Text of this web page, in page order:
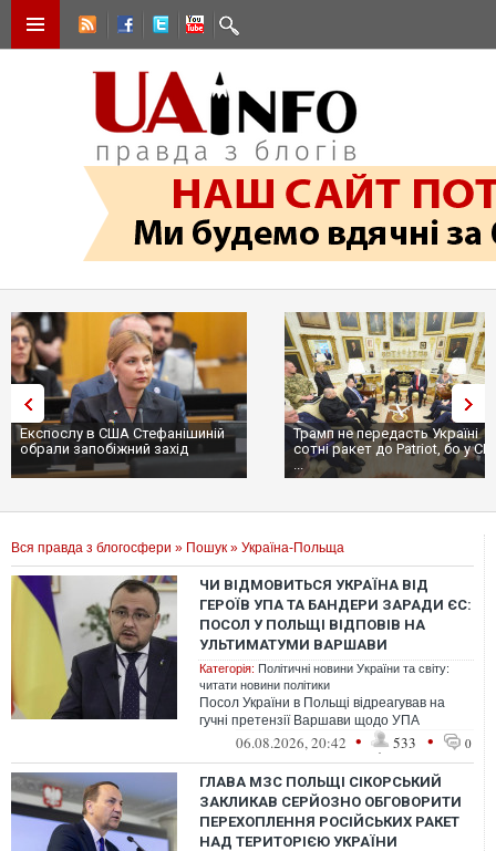
Експослу в США Стефанішиній
обрали запобіжний захід
Трамп не передасть Україні
сотні ракет до Patriot, бо у
...
Вся правда з блогосфери » Пошук » Україна-Польща
ЧИ ВІДМОВИТЬСЯ УКРАЇНА ВІД
ГЕРОЇВ УПА ТА БАНДЕРИ ЗАРАДИ ЄС:
ПОСОЛ У ПОЛЬЩІ ВІДПОВІВ НА
УЛЬТИМАТУМИ ВАРШАВИ
Категорія: Політичні новини України та світу:
читати новини політики
Посол України в Польщі відреагував на
гучні претензії Варшави щодо УПА
06.08.2026, 20:42 • 533 • 0
ГЛАВА МЗС ПОЛЬЩІ СІКОРСЬКИЙ
ЗАКЛИКАВ СЕРЙОЗНО ОБГОВОРИТИ
ПЕРЕХОПЛЕННЯ РОСІЙСЬКИХ РАКЕТ
НАД ТЕРИТОРІЄЮ УКРАЇНИ